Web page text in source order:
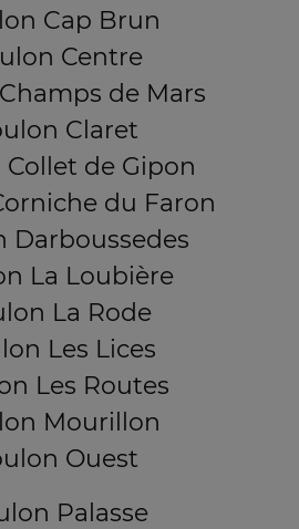
Cap Brun
Centre
de Mars
Claret
Collet de Gipon
du Faron
Darboussedes
La Loubière
La Rode
Les Lices
Les Routes
Mourillon
Ouest
Palasse